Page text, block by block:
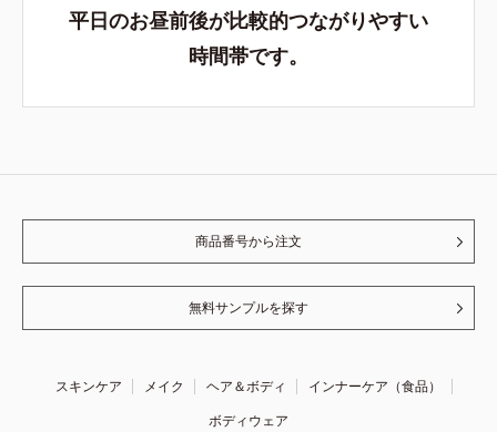
平日のお昼前後が比較的つながりやすい
時間帯です。
商品番号から注文
無料サンプルを探す
スキンケア メイク ヘア＆ボディ
インナーケア（食品）
ボディウェア